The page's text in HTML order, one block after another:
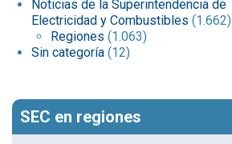
Noticias de la Superintendencia de
Electricidad y Combustibles (1.662)
Regiones (1.063)
Sin categoría (12)
SEC en regiones